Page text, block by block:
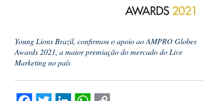
Young Lions Brazil, confirmou o apoio ao AMPRO Globes
Awards 2021, a maior premiação do mercado do Live
Marketing no país